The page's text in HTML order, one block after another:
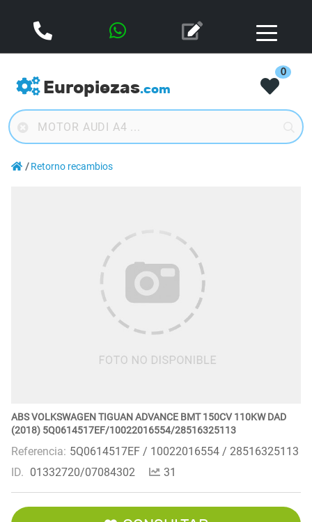
Europiezas.com
0
Retorno recambios
ABS VOLKSWAGEN TIGUAN ADVANCE BMT 150CV 110KW DAD
(2018) 5Q0614517EF/10022016554/28516325113
Referencia: 5Q0614517EF / 10022016554 / 28516325113
ID. 01332720/07084302 31